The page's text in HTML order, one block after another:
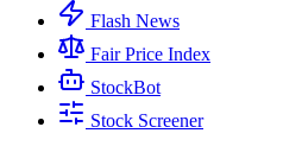
Flash News
Fair Price Index
StockBot
Stock Screener